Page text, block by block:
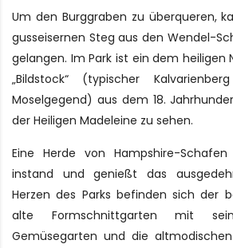
Um den Burggraben zu überqueren,
gusseisernen Steg aus den Wendel-
gelangen. Im Park ist ein dem heiligen
„Bildstock“ (typischer
Moselgegend) aus dem 18.
der Heiligen Madeleine zu sehen.
Eine Herde von Hampshire-
instand und genießt das
Herzen des Parks befinden sich der
alte Formschnittgarten mit
Gemüsegarten und die